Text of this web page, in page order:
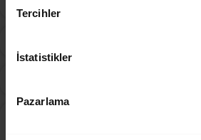
Tercihler
İstatistikler
Pazarlama
Jabra cihazıma uygun